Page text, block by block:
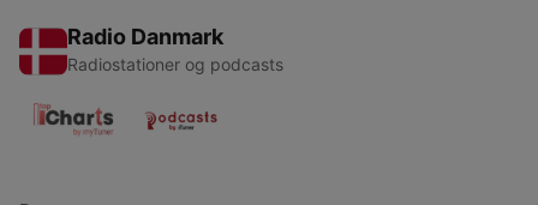
Radio Danmark
Radiostationer og podcasts